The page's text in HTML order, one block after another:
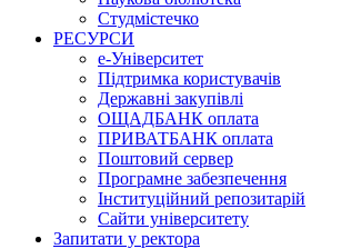
Студмістечко
РЕСУРСИ
е-Університет
Підтримка користувачів
Державні закупівлі
ОЩАДБАНК оплата
ПРИВАТБАНК оплата
Поштовий сервер
Програмне забезпечення
Інституційний репозитарій
Сайти університету
Запитати у ректора